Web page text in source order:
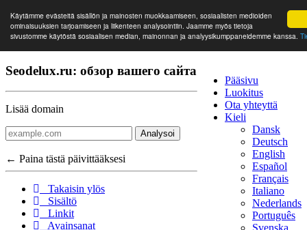
Käytämme evästeitä sisällön ja mainosten muokkaamiseen, sosiaalisten medioiden
ominaisuuksien tarjoamiseen ja liikenteen analysointiin. Jaamme myös tietoja
sivustomme käytöstä sosiaalisen median, mainonnan ja analyysikumppaneidemme kanssa.
Pääsivu
Luokitus
Ota yhteyttä
Kieli
Dansk
Deutsch
English
Español
Français
Italiano
Nederlands
Português
Svenska
Seodelux.ru: обзор вашего сайта
Lisää domain
Analysoi
← Paina tästä päivittääksesi
Takaisin ylös
Sisältö
Linkit
Avainsanat